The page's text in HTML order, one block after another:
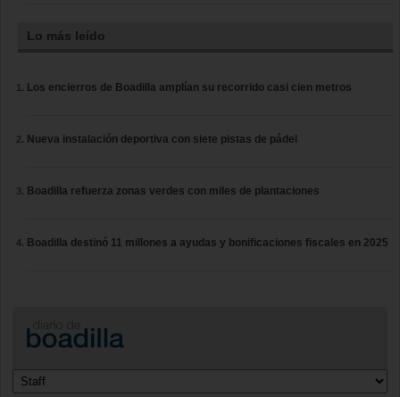
Lo más leído
Los encierros de Boadilla amplían su recorrido casi cien metros
Nueva instalación deportiva con siete pistas de pádel
Boadilla refuerza zonas verdes con miles de plantaciones
Boadilla destinó 11 millones a ayudas y bonificaciones fiscales en 2025